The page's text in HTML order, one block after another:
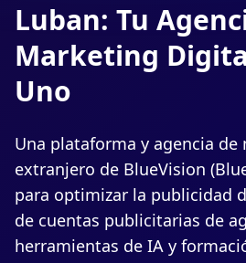
Luban: Tu
Marketing
Uno
Una plataforma y agencia de
extranjero de BlueVision
para optimizar la publicidad
de cuentas publicitarias de
herramientas de IA y